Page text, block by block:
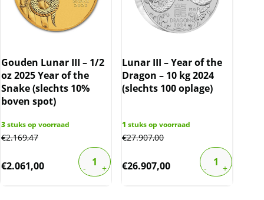
Gouden Lunar III – 1/2
oz 2025 Year of the
Snake (slechts 10%
boven spot)
3stuks op voorraad
€2.169,47
€2.061,00
Lunar III – Year of the
Dragon – 10 kg 2024
(slechts 100 oplage)
1 stuks op voorraad
€27.907,00
€26.907,00